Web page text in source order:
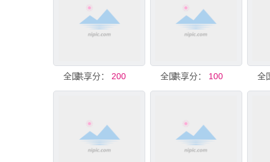
全国质量月看板
共享分： 200 全国质量月文化墙
共享分： 100